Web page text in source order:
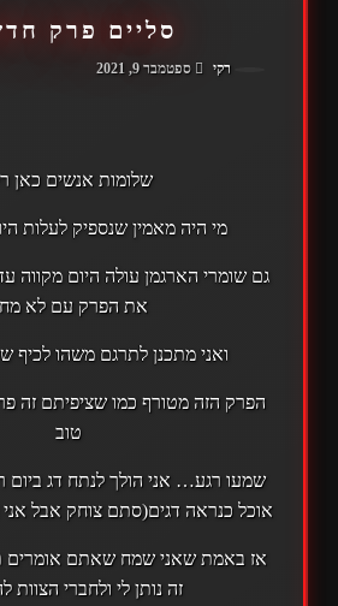
סליים פרק
רקי ספטמבר 9, 2021
שלומות אנשים כאן
מי היה מאמין שנספיק לעלות
את הפרק עם לא
ואני מתכנן לתרגם משהו לכיף
הפרק הזה מטורף כמו שציפיתם זה
טוב
שמעו רגע… אני הולך לנתח דג ביום
אוכל כנראה דגים(סתם צוחק אבל אני
אז באמת שאני שמח שאתם אומרים
זה נותן לי ולחברי הצוות